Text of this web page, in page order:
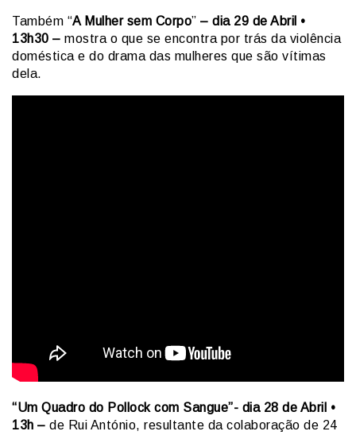
Também “A Mulher sem Corpo” – dia 29 de Abril •
13h30 – mostra o que se encontra por trás da violência
doméstica e do drama das mulheres que são vítimas
dela.
“Um Quadro do Pollock com Sangue”- dia 28 de Abril •
13h – de Rui António, resultante da colaboração de 24